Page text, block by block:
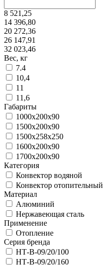
8 521,25
14 396,80
20 272,36
26 147,91
32 023,46
Вес, кг
7.4
10,4
11
11,6
Габариты
1000x200x90
1500x200x90
1500x258x250
1600x200x90
1700x200x90
Категория
Конвектор водяной
Конвектор отопительный
Материал
Алюминий
Нержавеющая сталь
Применение
Отопление
Серия бренда
НТ-В-09/20/100
НТ-В-09/20/160